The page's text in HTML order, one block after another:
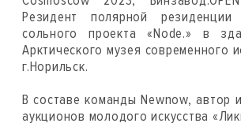
Резидент полярной
сольного проекта «Node.» в
Арктического музея современного
г.Норильск.
В составе команды Newnow, автор
аукционов молодого искусства